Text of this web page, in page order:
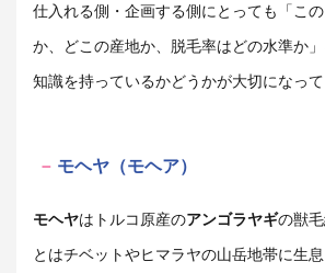
仕入れる側・企画する側にとっても「こ
か、どこの産地か、脱毛率はどの水準か
知識を持っているかどうかが大切になって
モヘヤ（モヘア）
モヘヤはトルコ原産のアンゴラヤギの獣
とはチベットやヒマラヤの山岳地帯に生